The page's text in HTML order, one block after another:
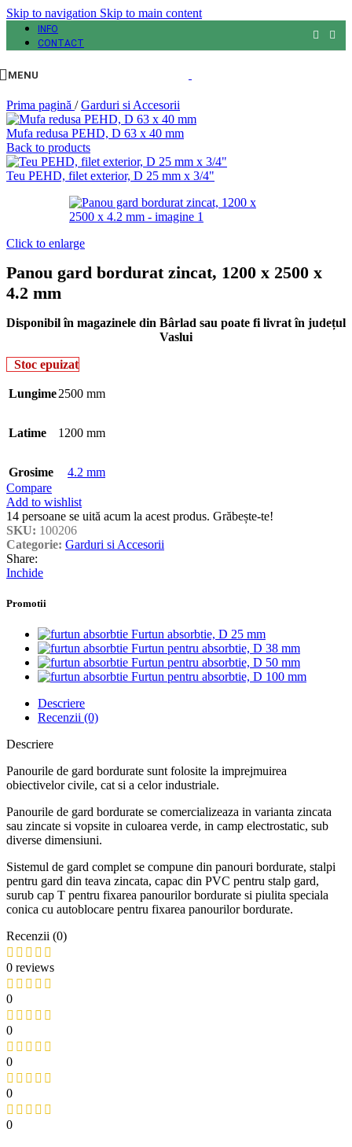
Skip to navigation Skip to main content
INFO
CONTACT
MENU
Prima pagină / Garduri si Accesorii
Mufa redusa PEHD, D 63 x 40 mm
Back to products
Teu PEHD, filet exterior, D 25 mm x 3/4"
Click to enlarge
Panou gard bordurat zincat, 1200 x 2500 x
4.2 mm
Disponibil în magazinele din Bârlad sau poate fi livrat în județul
Vaslui
Stoc epuizat
Lungime2500 mm
Latime 1200 mm
Grosime
4.2 mm
Compare
Add to wishlist
14 persoane se uită acum la acest produs. Grăbește-te!
SKU: 100206
Categorie: Garduri si Accesorii
Share:
Inchide
Promotii
Furtun absorbtie, D 25 mm
Furtun pentru absorbtie, D 38 mm
Furtun pentru absorbtie, D 50 mm
Furtun pentru absorbtie, D 100 mm
Descriere
Recenzii (0)
Descriere
Panourile de gard bordurate sunt folosite la imprejmuirea
obiectivelor civile, cat si a celor industriale.
Panourile de gard bordurate se comercializeaza in varianta zincata
sau zincate si vopsite in culoarea verde, in camp electrostatic, sub
diverse dimensiuni.
Sistemul de gard complet se compune din panouri bordurate, stalpi
pentru gard din teava zincata, capac din PVC pentru stalp gard,
surub cap T pentru fixarea panourilor bordurate si piulita speciala
conica cu autoblocare pentru fixarea panourilor bordurate.
Recenzii (0)
0 reviews
0
0
0
0
0